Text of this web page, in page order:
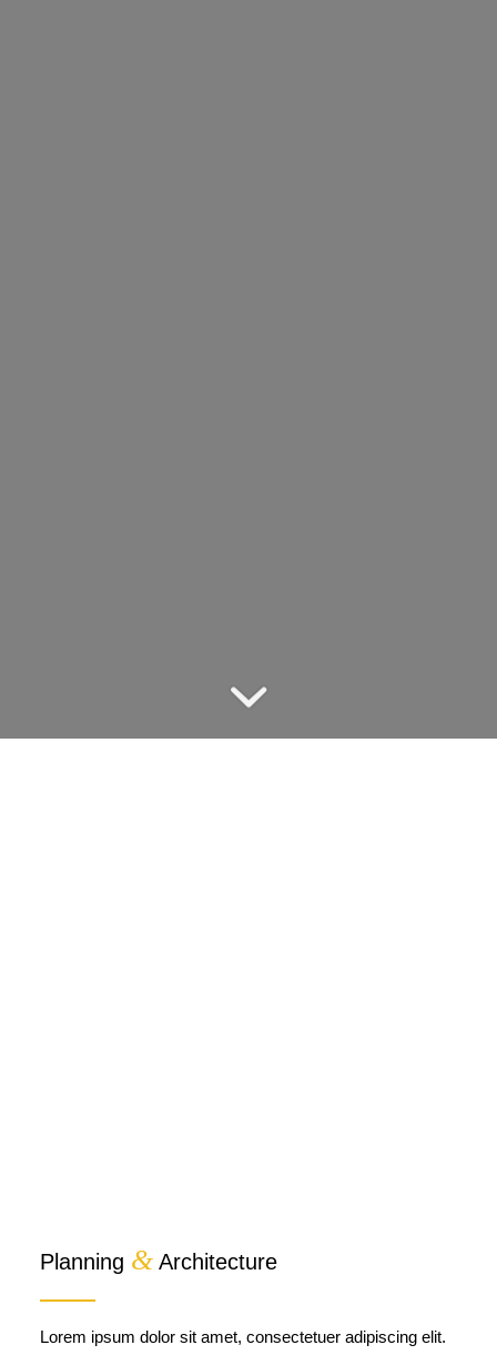
Planning &Architecture
Lorem ipsum dolor sit amet, consectetuer adipiscing elit.